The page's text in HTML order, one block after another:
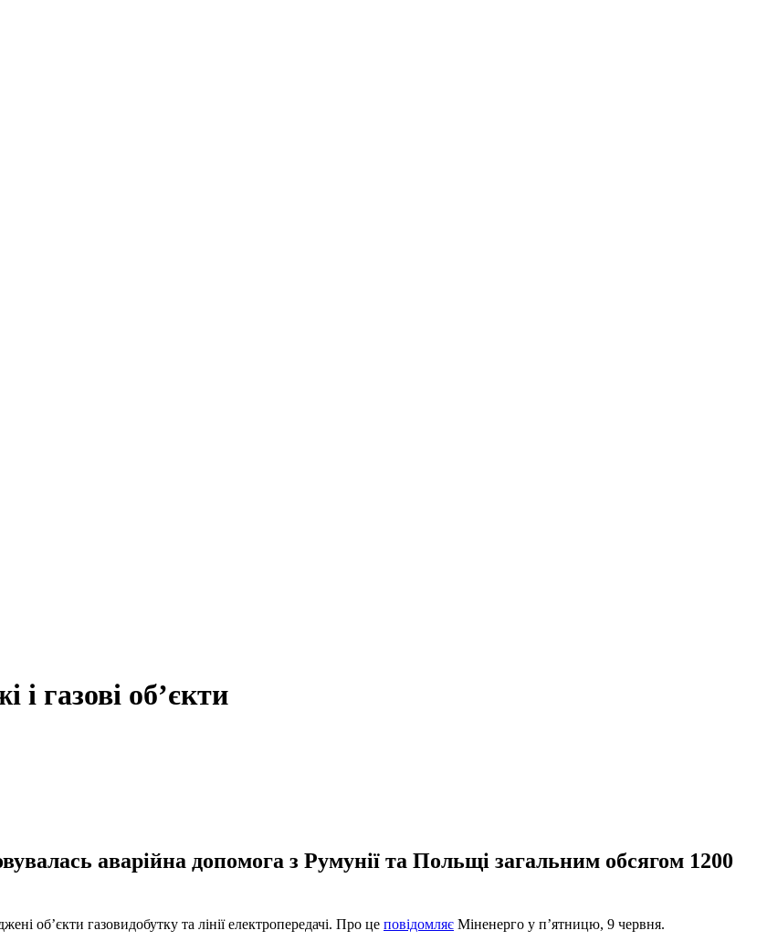
газові об’єкти
аварійна допомога з Румунії та Польщі загальним обсягом 1200
об’єкти газовидобутку та лінії електропередачі. Про це повідомляє Міненерго у п’ятницю, 9 червня.